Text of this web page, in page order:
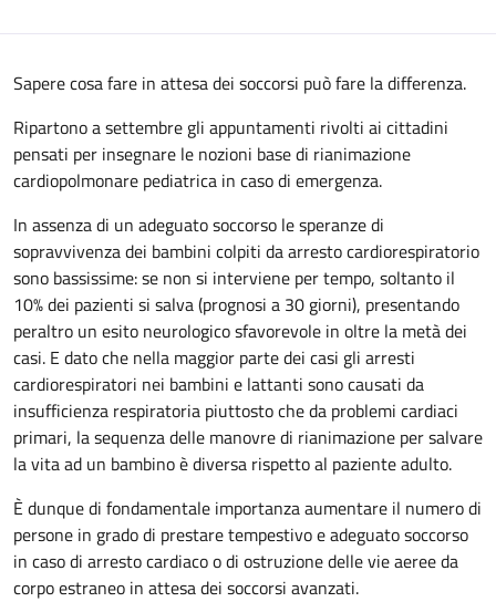
Sapere cosa fare in attesa dei soccorsi può fare la differenza.
Ripartono a settembre gli appuntamenti rivolti ai cittadini
pensati per insegnare le nozioni base di rianimazione
cardiopolmonare pediatrica in caso di emergenza.
In assenza di un adeguato soccorso le speranze di
sopravvivenza dei bambini colpiti da arresto cardiorespiratorio
sono bassissime: se non si interviene per tempo, soltanto il
10% dei pazienti si salva (prognosi a 30 giorni), presentando
peraltro un esito neurologico sfavorevole in oltre la metà dei
casi. E dato che nella maggior parte dei casi gli arresti
cardiorespiratori nei bambini e lattanti sono causati da
insufficienza respiratoria piuttosto che da problemi cardiaci
primari, la sequenza delle manovre di rianimazione per salvare
la vita ad un bambino è diversa rispetto al paziente adulto.
È dunque di fondamentale importanza aumentare il numero di
persone in grado di prestare tempestivo e adeguato soccorso
in caso di arresto cardiaco o di ostruzione delle vie aeree da
corpo estraneo in attesa dei soccorsi avanzati.